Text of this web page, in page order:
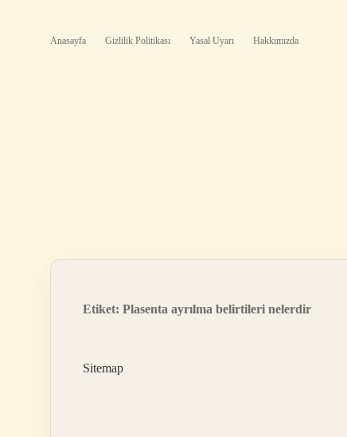
Anasayfa Gizlilik Politikası Yasal Uyarı Hakkımızda
Etiket: Plasenta ayrılma belirtileri nelerdir
Sitemap